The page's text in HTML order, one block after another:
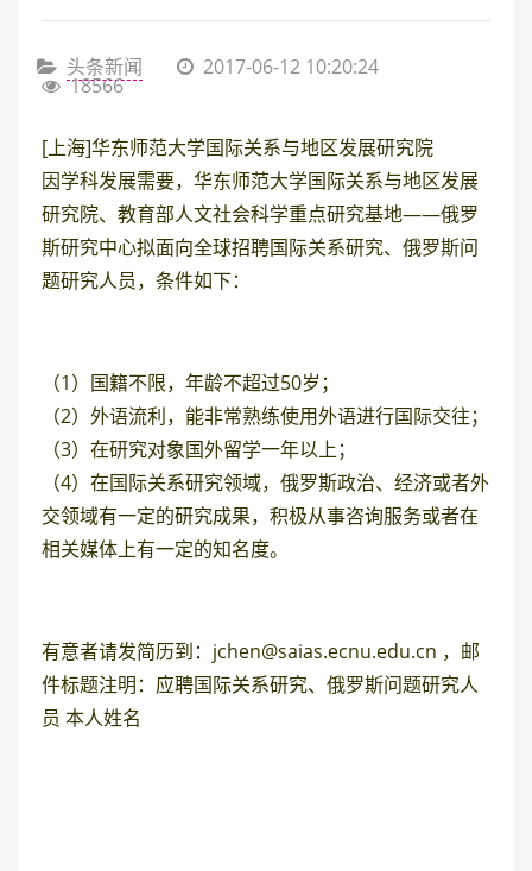
头条新闻 2017-06-12 10:20:24
18566
[上海]华东师范大学国际关系与地区发展研究院
因学科发展需要，华东师范大学国际关系与地区发展
研究院、教育部人文社会科学重点研究基地——俄罗
斯研究中心拟面向全球招聘国际关系研究、俄罗斯问
题研究人员，条件如下：
（1）国籍不限，年龄不超过50岁；
（2）外语流利，能非常熟练使用外语进行国际交往；
（3）在研究对象国外留学一年以上；
（4）在国际关系研究领域，俄罗斯政治、经济或者外
交领域有一定的研究成果，积极从事咨询服务或者在
相关媒体上有一定的知名度。
有意者请发简历到： jchen@saias.ecnu.edu.cn ，邮
件标题注明：应聘国际关系研究、俄罗斯问题研究人
员 本人姓名